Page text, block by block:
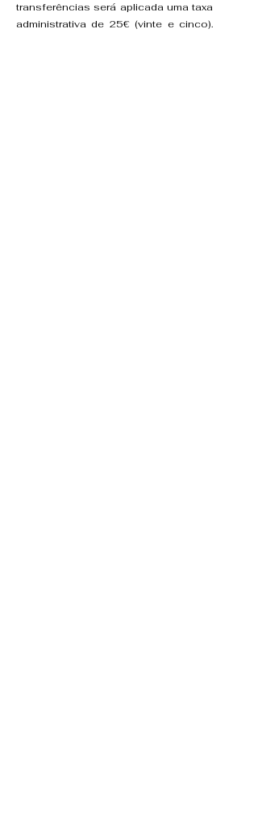
transferências será aplicada uma taxa
administrativa de 25€ (vinte e cinco).